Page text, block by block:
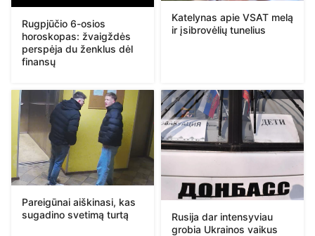
Rugpjūčio 6-osios
horoskopas: žvaigždės
perspėja du ženklus dėl
finansų
Katelynas apie VSAT melą
ir įsibrovėlių tunelius
Pareigūnai aiškinasi, kas
sugadino svetimą turtą
Rusija dar intensyviau
grobia Ukrainos vaikus